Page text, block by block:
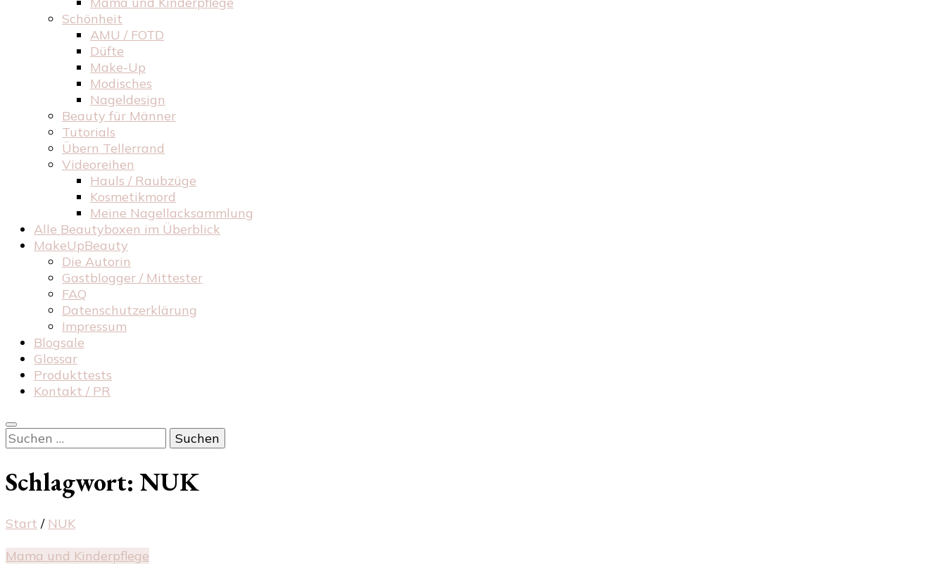
Schönheit
AMU / FOTD
Düfte
Make-Up
Modisches
Nageldesign
Beauty für Männer
Tutorials
Übern Tellerrand
Videoreihen
Hauls / Raubzüge
Kosmetikmord
Meine Nagellacksammlung
Alle Beautyboxen im Überblick
MakeUpBeauty
Die Autorin
Gastblogger / Mittester
FAQ
Datenschutzerklärung
Impressum
Blogsale
Glossar
Produkttests
Kontakt / PR
Suchen
nach:
Schlagwort:NUK
Start / NUK
Mama und Kinderpflege